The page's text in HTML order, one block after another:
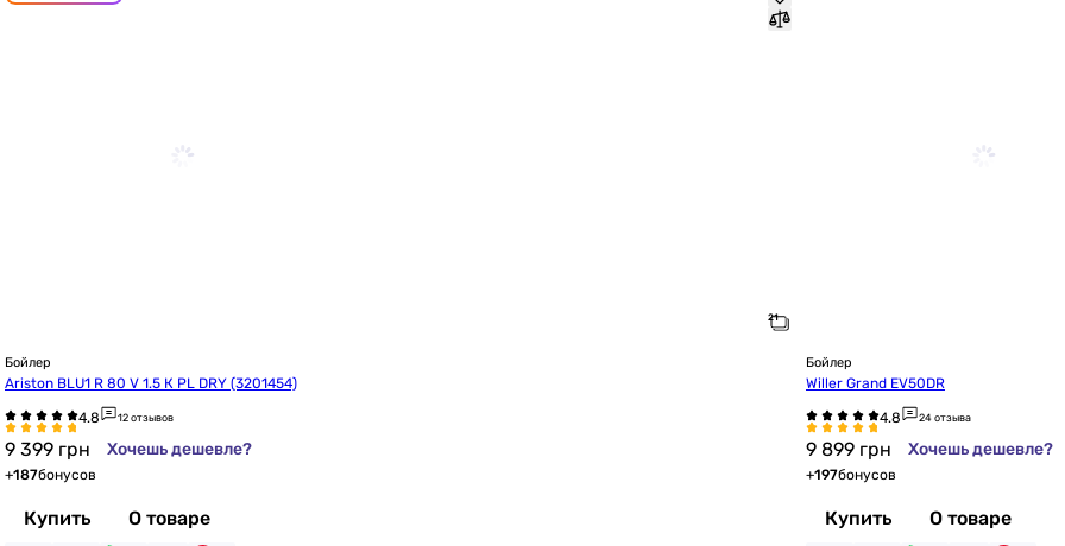
Бойлер
Ariston BLU1 R 80 V 1.5 К PL DRY (3201454)
12 отзывов
9 399 грн Хочешь дешевле?
+187бонусов
Купить О товаре
Бойлер
Willer Grand EV50DR
24 отзыва
9 899 грн Хочешь дешевле?
+197бонусов
Купить О товаре